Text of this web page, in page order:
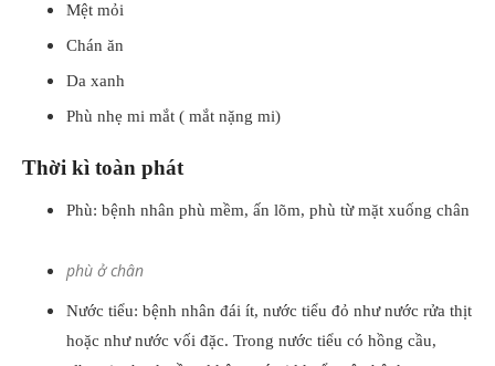
Mệt mỏi
Chán ăn
Da xanh
Phù nhẹ mi mắt ( mắt nặng mi)
Thời kì toàn phát
Phù: bệnh nhân phù mềm, ấn lõm, phù từ mặt xuống chân
phù ở chân
Nước tiểu: bệnh nhân đái ít, nước tiểu đỏ như nước rửa thịt
hoặc như nước vối đặc. Trong nước tiểu có hồng cầu,